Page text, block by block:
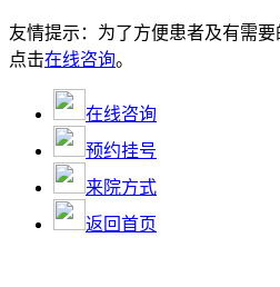
友情提示： 为了方便患者及有需
点击在线咨询。
在线咨询
预约挂号
来院方式
返回首页